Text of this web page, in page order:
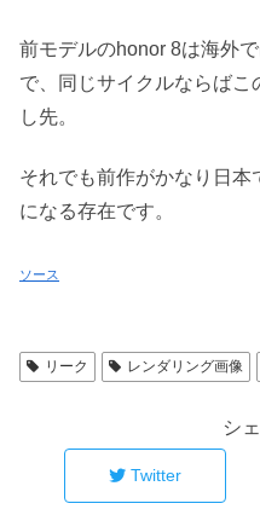
前モデルのhonor 8は海外
で、同じサイクルならば
し先。
それでも前作がかなり日
になる存在です。
ソース
リーク レンダリング画像
シ
Twitter